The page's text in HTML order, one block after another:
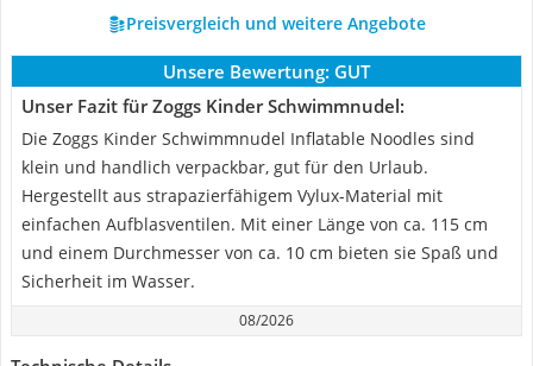
Preisvergleich und weitere Angebote
Unsere Bewertung: GUT
Unser Fazit für Zoggs Kinder Schwimmnudel:
Die Zoggs Kinder Schwimmnudel Inflatable Noodles sind
klein und handlich verpackbar, gut für den Urlaub.
Hergestellt aus strapazierfähigem Vylux-Material mit
einfachen Aufblasventilen. Mit einer Länge von ca. 115 cm
und einem Durchmesser von ca. 10 cm bieten sie Spaß und
Sicherheit im Wasser.
08/2026